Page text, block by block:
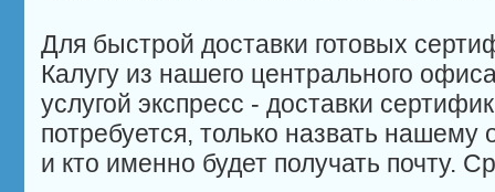
Для быстрой доставки готовых
Калугу из нашего центрального
услугой экспресс - доставки
потребуется, только назвать нашему
и кто именно будет получать почту.